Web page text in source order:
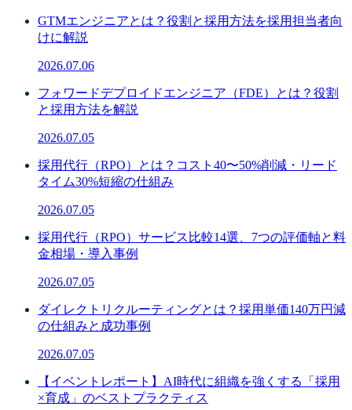
GTMエンジニアとは？役割と採用方法を採用担当者向
けに解説
2026.07.06
フォワードデプロイドエンジニア（FDE）とは？役割
と採用方法を解説
2026.07.05
採用代行（RPO）とは？コスト40〜50%削減・リード
タイム30%短縮の仕組み
2026.07.05
採用代行（RPO）サービス比較14選、7つの評価軸と料
金相場・導入事例
2026.07.05
ダイレクトリクルーティングとは？採用単価140万円減
の仕組みと成功事例
2026.07.05
【イベントレポート】AI時代に組織を強くする「採用
×育成」のベストプラクティス